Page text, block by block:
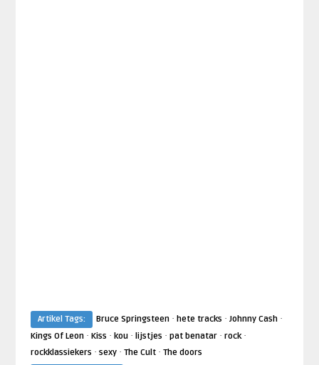
Artikel Tags: Bruce Springsteen· hete tracks · Johnny Cash·
Kings Of Leon· Kiss · kou· lijstjes · pat benatar· rock·
rockklassiekers · sexy· The Cult· The doors